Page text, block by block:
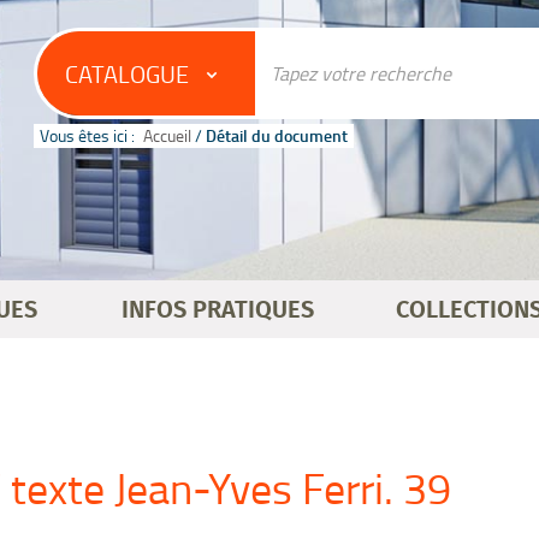
CATALOGUE
Vous êtes ici : Accueil / Détail du document
INFOS PRATIQUES
Jean-Yves Ferri. 39